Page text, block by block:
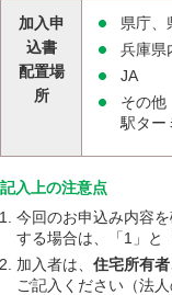
加入申
込書
配置場
所
県庁、
兵庫県
JA
その他
駅ター
記入上の注意点
今回のお申込み内容
する場合は、「1」と
加入者は、 住宅所有
ご記入ください（法人